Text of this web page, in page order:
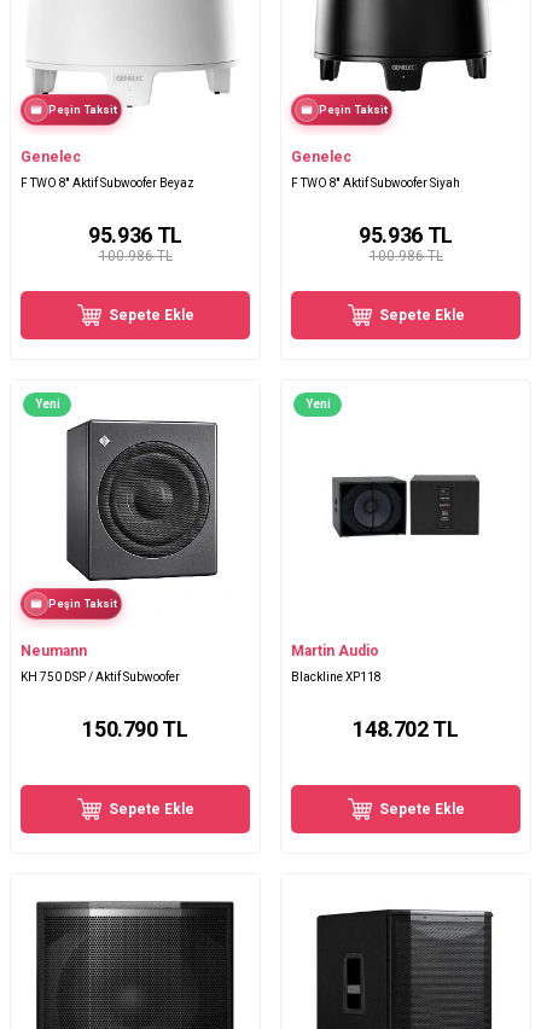
Peşin Taksit
Genelec
F TWO 8'' Aktif Subwoofer Beyaz
100.986 TL
95.936TL
Sepete Ekle
Peşin Taksit
Genelec
F TWO 8'' Aktif Subwoofer Siyah
100.986 TL
95.936TL
Sepete Ekle
Yeni
Peşin Taksit
Neumann
KH 750 DSP / Aktif Subwoofer
150.790TL
Sepete Ekle
Yeni
Martin Audio
Blackline XP118
148.702TL
Sepete Ekle